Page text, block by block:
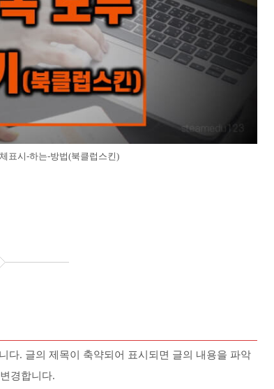
표시-하는-방법(북클럽스킨)
다. 글의 제목이 축약되어 표시되면 글의 내용을 파악
경합니다.